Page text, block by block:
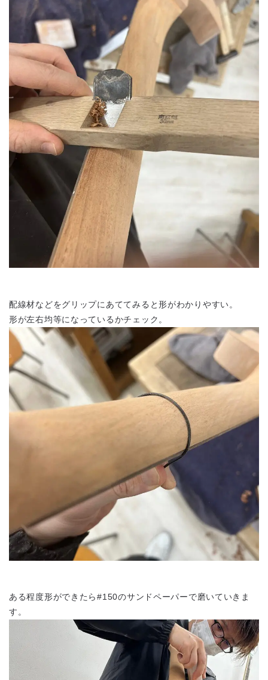
配線材などをグリップにあててみると形がわかりやすい。
形が左右均等になっているかチェック。
ある程度形ができたら#150のサンドペーパーで磨いていきま
す。